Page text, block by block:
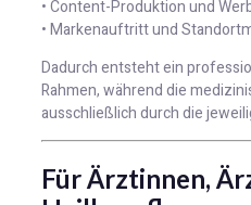
• Content-Produktion und
• Markenauftritt und
Dadurch entsteht ein
Rahmen, während die
ausschließlich durch die
Für Ärztinnen,